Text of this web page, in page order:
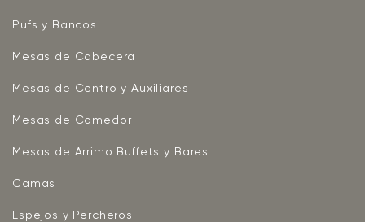
Pufs y Bancos
Mesas de Cabecera
Mesas de Centro y Auxiliares
Mesas de Comedor
Mesas de Arrimo Buffets y Bares
Camas
Espejos y Percheros